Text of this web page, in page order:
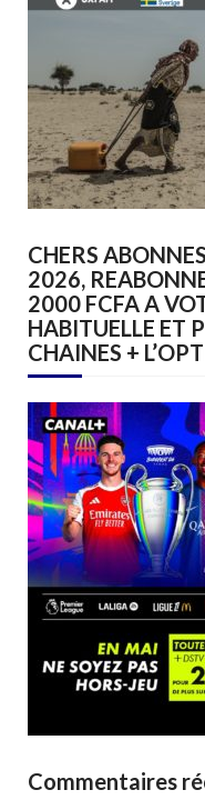
CHERS
2026,
2000 FCFA A
HABITUELLE ET
CHAINES +
Commentaires